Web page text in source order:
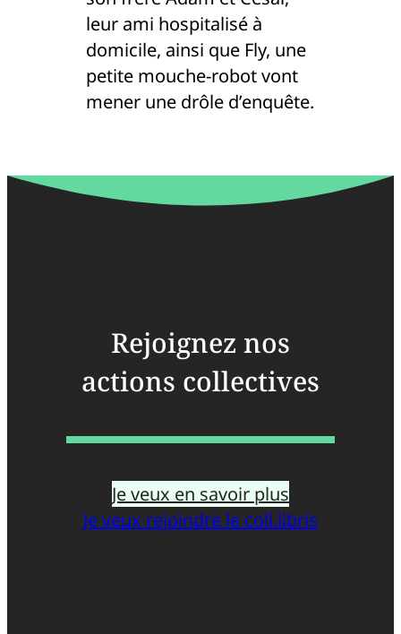
leur ami hospitalisé à
domicile, ainsi que Fly, une
petite mouche-robot vont
mener une drôle d’enquête.
Rejoignez nos
actions collectives
Je veux en savoir plus
Je veux rejoindre le coll.libris